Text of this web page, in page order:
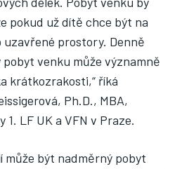
pokud už dítě chce být na
uzavřené prostory. Denně
venku může významně
krátkozrakosti,“ říká
Ph.D., MBA,
LF UK a VFN v Praze.
být nadměrný pobyt